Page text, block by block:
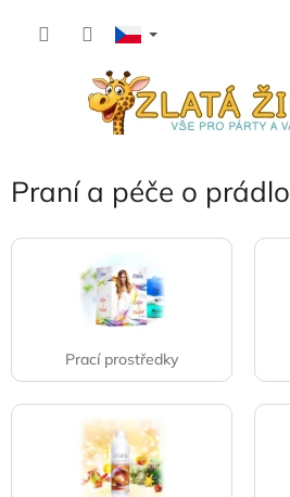
Praní a péče o prádlo
Prací prostředky